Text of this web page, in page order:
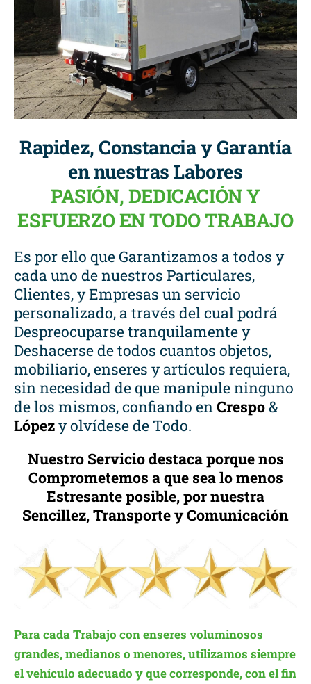
Rapidez, Constancia y Garantía
en nuestras Labores
PASIÓN, DEDICACIÓN Y
ESFUERZO EN TODO TRABAJO
Es por ello que Garantizamos a todos y
cada uno de nuestros Particulares,
Clientes, y Empresas un servicio
personalizado, a través del cual podrá
Despreocuparse tranquilamente y
Deshacerse de todos cuantos objetos,
mobiliario, enseres y artículos requiera,
sin necesidad de que manipule ninguno
de los mismos, confiando en Crespo&
Lópezy olvídese de Todo.
Nuestro Servicio destaca porque nos
Comprometemos a que sea lo menos
Estresante posible, por nuestra
Sencillez, Transporte y Comunicación
Para cada Trabajo con enseres voluminosos
grandes, medianos o menores, utilizamos siempre
el vehículo adecuado y que corresponde, con el fin